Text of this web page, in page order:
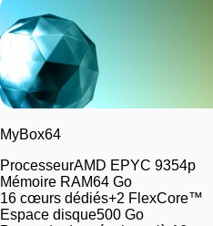
MyBox64
ProcesseurAMD EPYC 9354p
Mémoire RAM64 Go
16 cœurs dédiés+2 FlexCore™
Espace disque500 Go